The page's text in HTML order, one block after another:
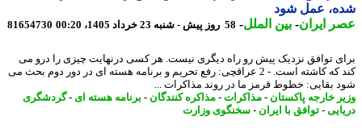
عمل شود
ایران- بین الملل-58 روز پیش - شنبه 23 خرداد 1405، 00:20 81654730
توافق نزدیک پیش رو راه دیگری نیست. هر کسی درنهایت چیزی را درو می
کند که کاشته است. - 2 عراقچی: رفع تحریم و برنامه هسته ای در دور دوم بحث می
بقایی: خطوط قرمز ما در روند مذاکرات ...
خارجه پاکستان-مذاکرات- مذاکره کنندگان-برنامه هسته ای- گردشگری
-توافق با ایران - سخنگوی وزارت